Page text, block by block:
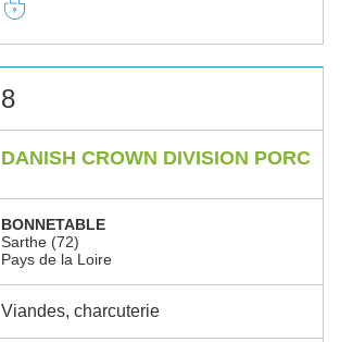
8
DANISH CROWN DIVISION PORC
BONNETABLE
Sarthe (72)
Pays de la Loire
Viandes, charcuterie